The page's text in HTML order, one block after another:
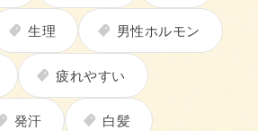
生理 男性ホルモン
疲れやすい
発汗 白髪